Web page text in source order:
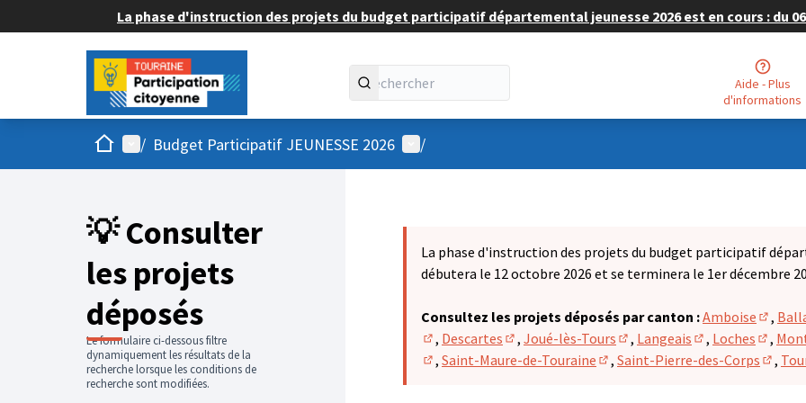
La phase d'instruction des projets du budget participatif départemental jeunesse 2026 est en cours : du
Aide - Plus
d'informations
AccueilMenu principal
/ Budget Participatif JEUNESSE 2026 Menu utilisateur
/
💡 Consulter
les projets
déposés
Le formulaire ci-dessous filtre
dynamiquement les résultats de la
recherche lorsque les conditions de
recherche sont modifiées.
La phase d'instruction des projets du budget participatif
débutera le 12 octobre 2026 et se terminera le 1er décembre
Consultez les projets déposés par canton :Amboise
,
(S'ouvre dans un nouvel onglet)
, Descartes
(S'ouvre dans un nouvel onglet)
, Joué-lès-Tours
(S'ouvre dans un nouvel
, Langeais
(S'ouvre dans un
, Loches
,
, Saint-Maure-de-Touraine
, Saint-Pierre-des-Corps
,